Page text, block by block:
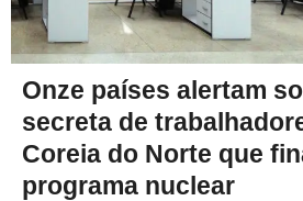
Onze países alertam
secreta de
Coreia do Norte que
programa nuclear